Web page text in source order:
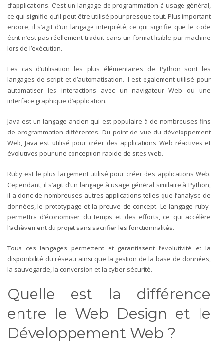
d’applications. C’est un langage de programmation à usage général,
ce qui signifie qu’il peut être utilisé pour presque tout. Plus important
encore, il s’agit d’un langage interprété, ce qui signifie que le code
écrit n’est pas réellement traduit dans un format lisible par machine
lors de l’exécution.
Les cas d’utilisation les plus élémentaires de Python sont les
langages de script et d’automatisation. Il est également utilisé pour
automatiser les interactions avec un navigateur Web ou une
interface graphique d’application.
Java est un langage ancien qui est populaire à de nombreuses fins
de programmation différentes. Du point de vue du développement
Web, Java est utilisé pour créer des applications Web réactives et
évolutives pour une conception rapide de sites Web.
Ruby est le plus largement utilisé pour créer des applications Web.
Cependant, il s’agit d’un langage à usage général similaire à Python,
il a donc de nombreuses autres applications telles que l’analyse de
données, le prototypage et la preuve de concept. Le langage ruby ​​
permettra d’économiser du temps et des efforts, ce qui accélère
l’achèvement du projet sans sacrifier les fonctionnalités.
Tous ces langages permettent et garantissent l’évolutivité et la
disponibilité du réseau ainsi que la gestion de la base de données,
la sauvegarde, la conversion et la cyber-sécurité.
Quelle est la différence
entre le Web Design et le
Développement Web ?